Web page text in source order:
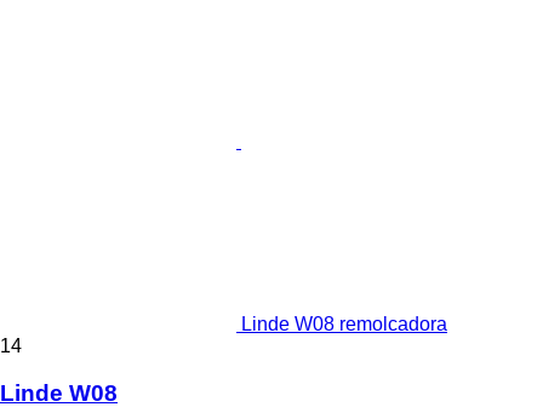
Linde W08 remolcadora
14
Linde W08